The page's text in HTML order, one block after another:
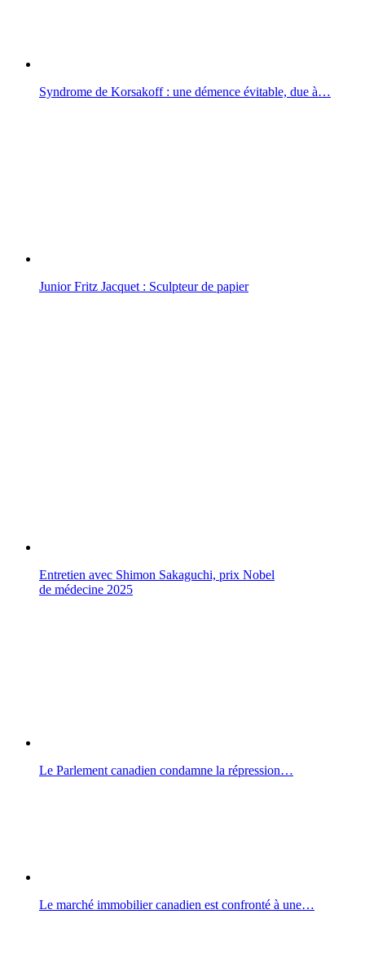
Syndrome de Korsakoff : une démence évitable, due à…
Junior Fritz Jacquet : Sculpteur de papier
Entretien avec Shimon Sakaguchi, prix Nobel
de médecine 2025
Le Parlement canadien condamne la répression…
Le marché immobilier canadien est confronté à une…